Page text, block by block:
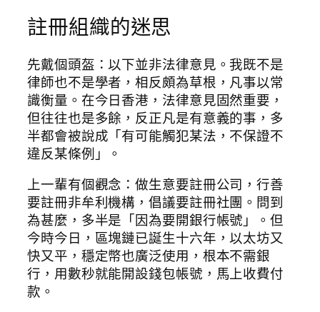
註冊組織的迷思
先戴個頭盔：以下並非法律意見。我既不是
律師也不是學者，相反頗為草根，凡事以常
識衡量。在今日香港，法律意見固然重要，
但往往也是多餘，反正凡是有意義的事，多
半都會被說成「有可能觸犯某法，不保證不
違反某條例」。
上一輩有個觀念：做生意要註冊公司，行善
要註冊非牟利機構，倡議要註冊社團。問到
為甚麼，多半是「因為要開銀行帳號」。但
今時今日，區塊鏈已誕生十六年，以太坊又
快又平，穩定幣也廣泛使用，根本不需銀
行，用數秒就能開設錢包帳號，馬上收費付
款。